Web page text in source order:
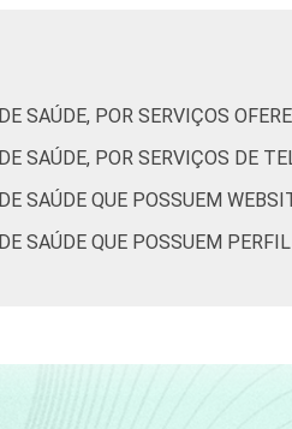
de Estudos para o
SAÚDE, POR SERVIÇOS
SAÚDE, POR SERVIÇOS DE
SAÚDE QUE POSSUEM
SAÚDE QUE POSSUEM